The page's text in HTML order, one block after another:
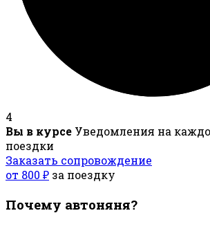
4
Вы в курсе Уведомления на
поездки
Заказать сопровождение
от 800 ₽ за поездку
Почему автоняня?